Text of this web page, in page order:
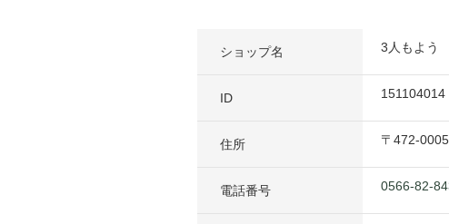
ショップ名 3人もよう
ID 151104014
住所 〒 472-0005
電話番号 0566-82-